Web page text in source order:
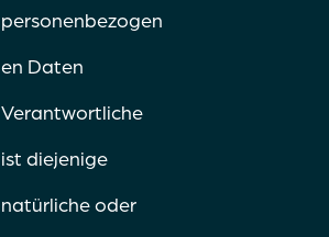
personenbezogen
en Daten
Verantwortliche
ist diejenige
natürliche oder